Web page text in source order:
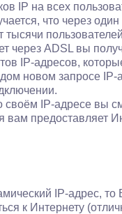
IP на всех
что через один
тысячи
через ADSL вы
IP-адресов,
новом запросе IP-
своём IP-адресе вы
вам предоставляет
IP-адрес, то
к Интернету